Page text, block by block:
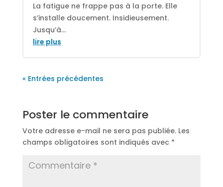
La fatigue ne frappe pas à la porte. Elle
s’installe doucement. Insidieusement.
Jusqu’à...
lire plus
« Entrées précédentes
Poster le commentaire
Votre adresse e-mail ne sera pas publiée. Les
champs obligatoires sont indiqués avec *